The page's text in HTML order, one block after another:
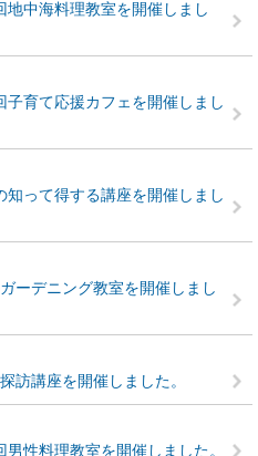
地中海料理教室を開催しまし
子育て応援カフェを開催しまし
知って得する講座を開催しまし
ーデニング教室を開催しまし
訪講座を開催しました。
男性料理教室を開催しました。